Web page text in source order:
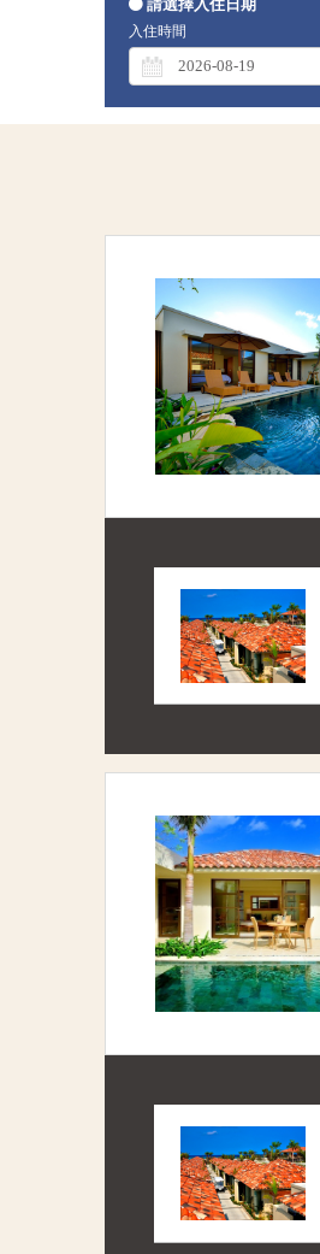
請選擇入住日期
入住時間